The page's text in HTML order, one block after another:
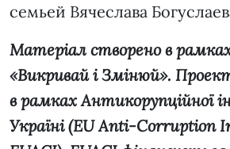
семьей Вячеслава
Матеріал створено в
«Викривай і Змінюй».
в рамках Антикорупційної
Україні (EU Anti-Corruption